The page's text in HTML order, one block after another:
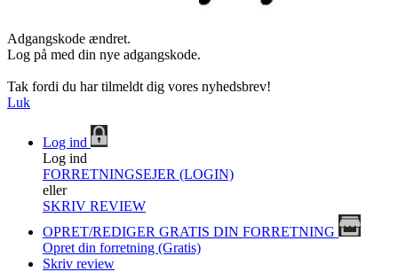
Adgangskode ændret.
Log på med din nye adgangskode.
Tak fordi du har tilmeldt dig vores nyhedsbrev!
Luk
Log ind
Log ind
FORRETNINGSEJER (LOGIN)
eller
SKRIV REVIEW
OPRET/REDIGER GRATIS DIN FORRETNING
Opret din forretning (Gratis)
Skriv review